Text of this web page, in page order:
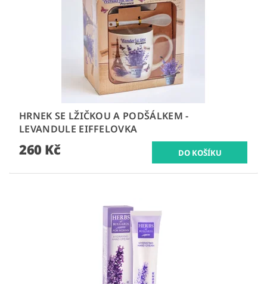
HRNEK SE LŽIČKOU A PODŠÁLKEM -
LEVANDULE EIFFELOVKA
260 Kč